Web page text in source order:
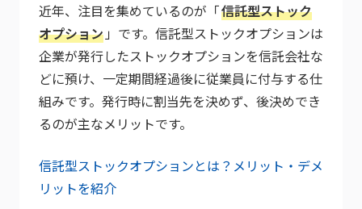
近年、注目を集めているのが「信託型ストック
オプション 」です。信託型ストックオプションは
企業が発行したストックオプションを信託会社な
どに預け、一定期間経過後に従業員に付与する仕
組みです。発行時に割当先を決めず、後決めでき
るのが主なメリットです。
信託型ストックオプションとは？メリット・デメ
リットを紹介